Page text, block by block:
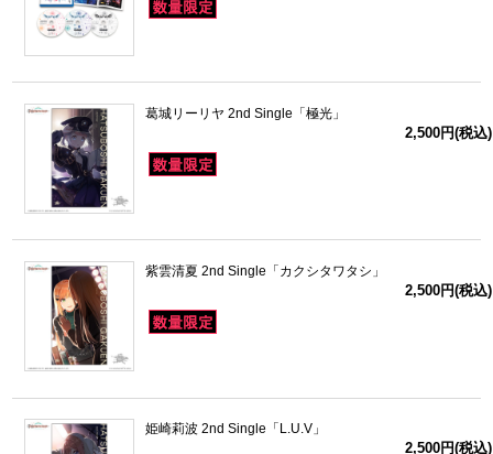
葛城リーリヤ 2nd Single「極光」
2,500円(税込)
紫雲清夏 2nd Single「カクシタワタシ」
2,500円(税込)
姫崎莉波 2nd Single「L.U.V」
2,500円(税込)